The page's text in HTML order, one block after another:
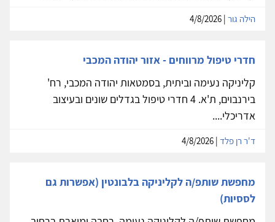
הילה גור
חדרי טיפול מרווחים - אזור יהודה המכבי
קליניקה נעימה וביתית, בסמטאות יהודה המכבי, רח'
בירנבוים, ת'א. 4 חדרי טיפול בגדלים שונים ובעיצוב
אדריכלי....
ד'ר רן פלד
מחפשת שותפ/ה לקליניקה בלבונטין (אפשרות גם
לססיות)